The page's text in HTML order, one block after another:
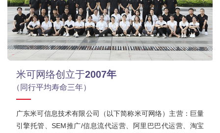
米可网络创立于2007年
（同行平均寿命三年）
广东米可信息技术有限公司（以下简称米可网络）主营：巨量
引擎托管、SEM推广/信息流代运营、阿里巴巴代运营、淘宝